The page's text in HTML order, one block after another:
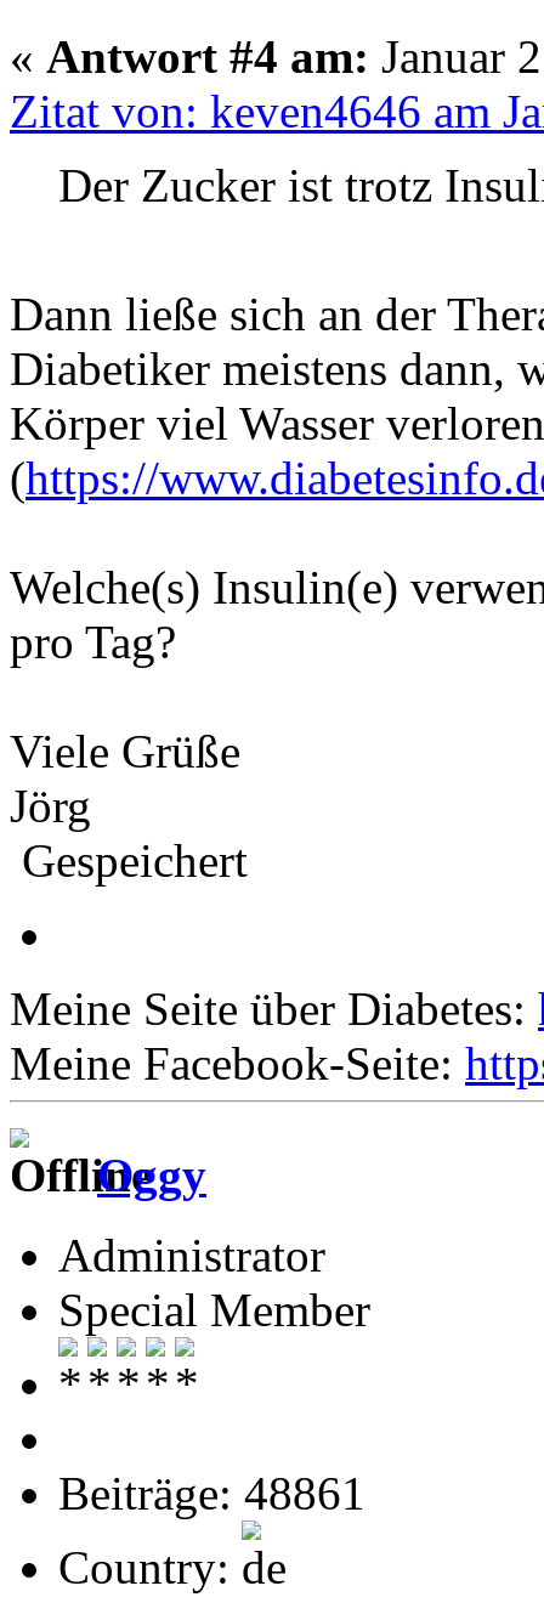
« Antwort #4 am: Januar
Zitat von: keven4646 am
Der Zucker ist trotz
Dann ließe sich an der
Diabetiker meistens dann,
Körper viel Wasser
(https://
Welche(s) Insulin(e)
pro Tag?
Viele Grüße
Jörg
Gespeichert
Meine Seite über Diabetes:
Meine Facebook-Seite:
Oggy
Administrator
Special Member
Beiträge: 48861
Country: